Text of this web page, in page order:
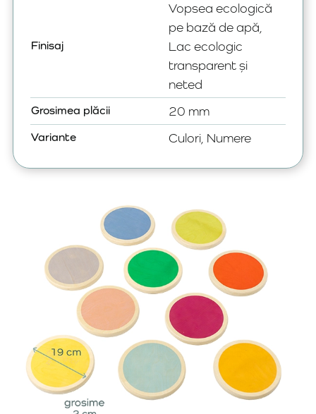
Finisaj
Vopsea ecologică
pe bază de apă,
Lac ecologic
transparent și
neted
Grosimea plăcii 20 mm
Variante Culori, Numere